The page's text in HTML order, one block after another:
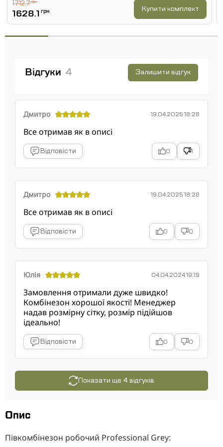
1712.7грн
1628.1 грн Купити комплект
Відгуки 4 Залишити відгук
Дмитро 19.04.2025 18:28
Все отримав як в описі
Відповісти 0 1
Дмитро 19.04.2025 18:28
Все отримав як в описі
Відповісти 0 0
Юлія 04.04.2024 19:19
Замовлення отримали дуже швидко!
Комбінезон хорошої якості! Менеджер
надав розмірну сітку, розмір підійшов
ідеально!
Відповісти 0 0
Показати ще 4 відгуків
Опис
Півкомбінезон робочий Professional Grey: